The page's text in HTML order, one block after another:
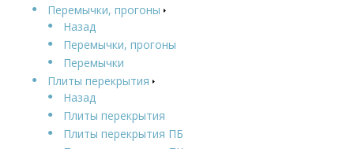
Перемычки, прогоны
Назад
Перемычки, прогоны
Перемычки
Плиты перекрытия
Назад
Плиты перекрытия
Плиты перекрытия ПБ